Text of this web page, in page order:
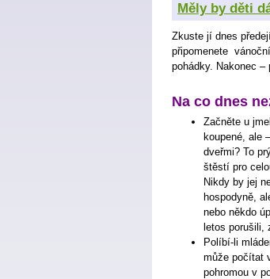
Měly by děti
Zkuste jí dnes
připomenete
pohádky. Nakonec –
Na co dnes
Začněte u
koupené, ale
dveřmi? To
štěstí pro
Nikdy by jej
hospodyně,
nebo někdo
letos porušili,
Políbí-li
může počítat
pohromou v